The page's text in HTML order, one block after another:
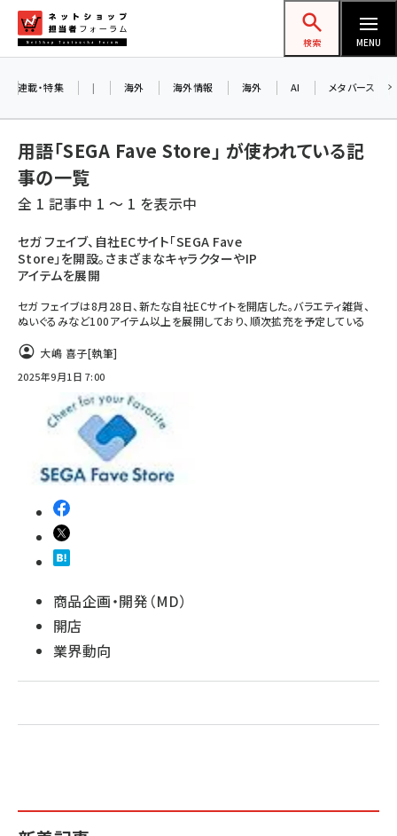
ン
ネットショップ担当者フォーラム
検索 MENU
amazon (2249)
yahoo (1901)
楽天 (1871)
ecbeing (1207)
アスクル (1119)
base (1077)
ビィ・フォアード (773)
revico (740)
連載・特集 | 海外 海外情報 海外 AI メタバース
用語「SEGA Fave Store」 が使われている記
事の一覧
全 1 記事中 1 ～ 1 を表示中
セガ フェイブ、自社ECサイト「SEGA Fave
Store」を開設。さまざまなキャラクターやIP
アイテムを展開
セガ フェイブは8月28日、新たな自社ECサイトを開店した。バラエティ雑貨、
ぬいぐるみなど100アイテム以上を展開しており、順次拡充を予定している
大嶋 喜子[執筆]
2025年9月1日 7:00
商品企画・開発（MD）
開店
業界動向